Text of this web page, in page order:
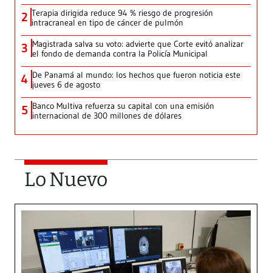
2 Terapia dirigida reduce 94 % riesgo de progresión
intracraneal en tipo de cáncer de pulmón
3 Magistrada salva su voto: advierte que Corte evitó analizar
el fondo de demanda contra la Policía Municipal
4 De Panamá al mundo: los hechos que fueron noticia este
jueves 6 de agosto
5 Banco Multiva refuerza su capital con una emisión
internacional de 300 millones de dólares
Lo Nuevo